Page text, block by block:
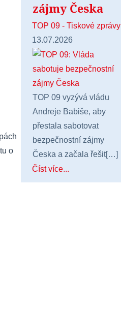
o
zájmy Česka
TOP 09 - Tiskové zprávy
13.07.2026
TOP 09 vyzývá vládu
Andreje Babiše, aby
přestala sabotovat
bezpečnostní zájmy
Česka a začala řešit[…]
Číst více...